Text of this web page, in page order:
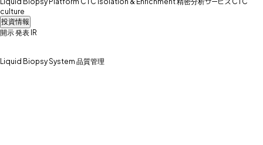
culture
投資情報
開示発表 IR
Liquid Biopsy System 品質管理